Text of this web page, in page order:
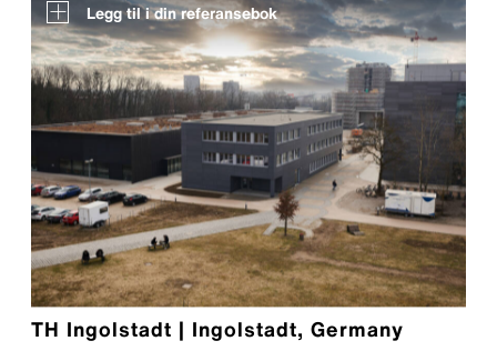
Legg til i din referansebok
TH Ingolstadt | Ingolstadt, Germany